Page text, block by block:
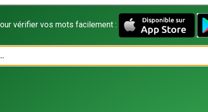
vérifier vos mots facilement :